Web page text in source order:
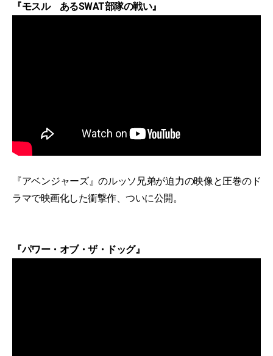
『モスル あるSWAT部隊の戦い』
『アベンジャーズ』のルッソ兄弟が迫力の映像と圧巻のド
ラマで映画化した衝撃作、ついに公開。
『パワー・オブ・ザ・ドッグ』